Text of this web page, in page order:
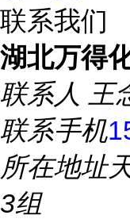
联系我们
湖北万得
联系人 王
联系手机
所在地址
3组